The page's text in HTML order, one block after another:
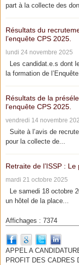
part à la collecte des
Résultats du
l’enquête CPS 2025.
lundi 24 novembre 2025
Les candidat.e.s dont
la formation de
Résultats de la
l’enquête CPS 2025.
vendredi 14 novembre
Suite à l’avis de
pour la collecte de...
Retraite de l’ISSP :
mardi 21 octobre 2025
Le samedi 18 octobre
un hôtel de la place...
Affichages : 7374
APPEL A
PROFIT DES CADRES